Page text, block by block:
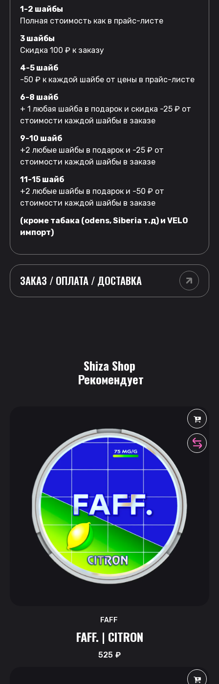
1-2 шайбы
Полная стоимость как в прайс-листе
3 шайбы
Скидка 100 ₽ к заказу
4-5 шайб
-50 ₽ к каждой шайбе от цены в прайс-листе
6-8 шайб
+ 1 любая шайба в подарок и скидка -25 ₽ от
стоимости каждой шайбы в заказе
9-10 шайб
+2 любые шайбы в подарок и -25 ₽ от
стоимости каждой шайбы в заказе
11-15 шайб
+2 любые шайбы в подарок и -50 ₽ от
стоимости каждой шайбы в заказе
(кроме табака (odens, Siberia т.д) и VELO
импорт)
ЗАКАЗ / ОПЛАТА / ДОСТАВКА
Shiza Shop
Рекомендует
FAFF
FAFF. | CITRON
525₽